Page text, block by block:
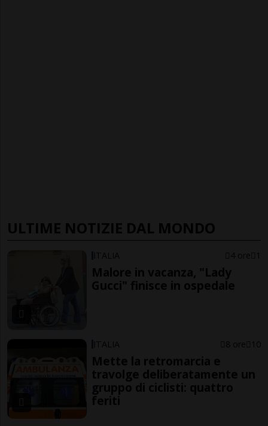
ULTIME NOTIZIE DAL MONDO
ITALIA 4 ore 1
Malore in vacanza, "Lady
Gucci" finisce in ospedale
ITALIA 8 ore 10
Mette la retromarcia e
travolge deliberatamente un
gruppo di ciclisti: quattro
feriti